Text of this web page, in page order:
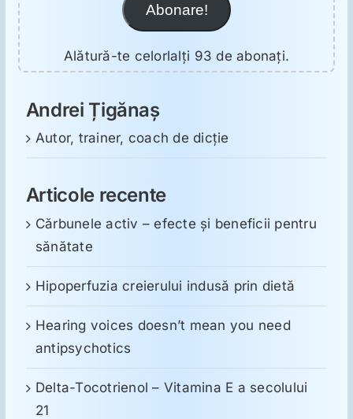
Abonare!
Alătură-te celorlalți 93 de abonați.
Andrei Țigănaș
Autor, trainer, coach de dicție
Articole recente
Cărbunele activ – efecte și beneficii pentru
sănătate
Hipoperfuzia creierului indusă prin dietă
Hearing voices doesn’t mean you need
antipsychotics
Delta-Tocotrienol – Vitamina E a secolului
21